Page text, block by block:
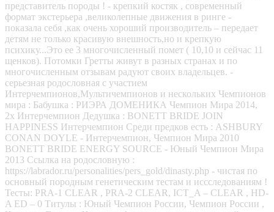
представитель породы ! - крепкий костяк , современный
формат экстерьера ,великолепные движения в ринге -
показала себя ,как очень хороший производитель – передает
детям не только красивую внешность,но и крепкую
психику...Это ее 3 многочисленный помет ( 10,10 и сейчас 11
щенков). Потомки Гретты живут в разных странах и по
многочисленным отзывам радуют своих владельцев. -
серьезная родословная с участием
Интерчемпионов,Мультичемпионов и нескольких Чемпионов
мира : Бабушка : РИЭРА ДОМЕНИКА Чемпион Мира 2014,
2х Интерчемпион Дедушка : BONETT BRIDE JOIN
HAPPINESS Интерчемпион Среди предков есть : ASHBURY
CONAN DOYLE - Интерчемпион, Чемпион Мира 2010
BONETT BRIDE ENERGY SOURCE - Юный Чемпион Мира
2013 Ссылка на родословную :
https://labrador.ru/personalities/pers_gold/dinasty.php - чистая по
основный породным генетическим тестам и иссследованиям !
Тесты: PRA-1 CLEAR , PRA-2 CLEAR, ICT_A – CLEAR , HD-
A ED – 0 Титулы : Юный Чемпион России, Чемпион России ,